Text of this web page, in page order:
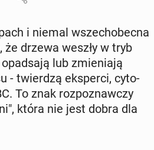
i niemal wszech­obec­na
że drzewa weszły w tryb
lub zmie­nia­ją
- twier­dzą eks­per­ci, cy­to­
To znak roz­po­znaw­czy
która nie jest dobra dla